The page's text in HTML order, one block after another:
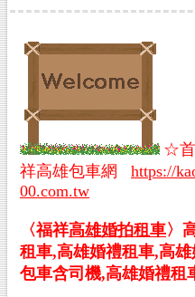
☆
祥高雄包車網 https://
00.com.tw
〈福祥高雄婚拍租車〉
租車,高雄婚禮租車,高
包車含司機,高雄婚禮租